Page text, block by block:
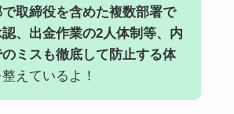
で取締役を含めた複数部署で
、出金作業の2人体制等、内
ミスも徹底して防止する体
整えているよ！